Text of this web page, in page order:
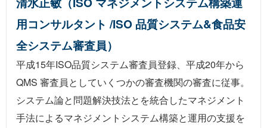
用コンサルタント /ISO 品質システム&食品安
全システム審査員）
平成15年ISO品質システム審査員登録、平成20年から
QMS 審査員としていくつかの審査機関の審査に従事。
システム論と問題解決技法とを統合したマネジメント
手法によるマネジメントシステム構築と運用の支援を